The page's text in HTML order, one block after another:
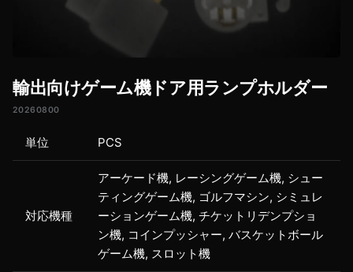
輸出向けゲーム機ドア用ランプホルダー
20260800
単位 PCS
対応機種
アーケード機, レーシングゲーム機, シュー
ティングゲーム機, ゴルフマシン, シミュレ
ーションゲーム機, チケットリデンプショ
ン機, コインプッシャー, バスケットボール
ゲーム機, スロット機